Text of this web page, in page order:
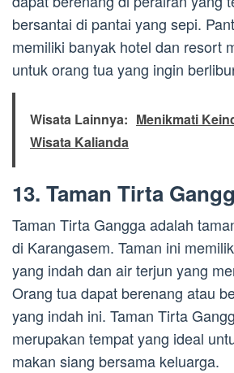
bersantai di pantai yang sepi.
memiliki banyak hotel dan resort
untuk orang tua yang ingin
Wisata Lainnya: Menikmati
Wisata Kalianda
13. Taman Tirta
Taman Tirta Gangga adalah
di Karangasem. Taman ini
yang indah dan air terjun yang
Orang tua dapat berenang atau
yang indah ini. Taman Tirta
merupakan tempat yang ideal
makan siang bersama keluarga.